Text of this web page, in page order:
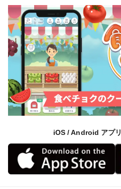
iOS / Android アプ